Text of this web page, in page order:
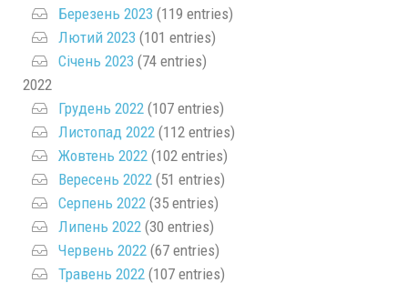
Березень 2023 (119 entries)
Лютий 2023 (101 entries)
Січень 2023 (74 entries)
2022
Грудень 2022 (107 entries)
Листопад 2022 (112 entries)
Жовтень 2022 (102 entries)
Вересень 2022 (51 entries)
Серпень 2022 (35 entries)
Липень 2022 (30 entries)
Червень 2022 (67 entries)
Травень 2022 (107 entries)